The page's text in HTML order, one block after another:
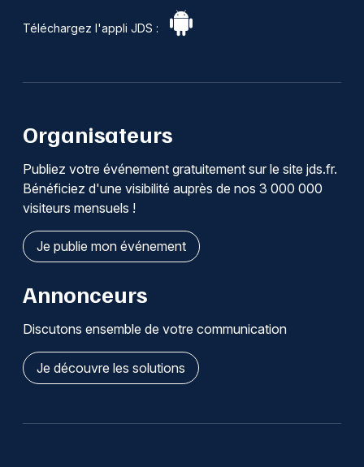
Téléchargez l'appli JDS :
Organisateurs
Publiez votre événement gratuitement sur le site jds.fr.
Bénéficiez d'une visibilité auprès de nos 3 000 000
visiteurs mensuels !
Je publie mon événement
Annonceurs
Discutons ensemble de votre communication
Je découvre les solutions